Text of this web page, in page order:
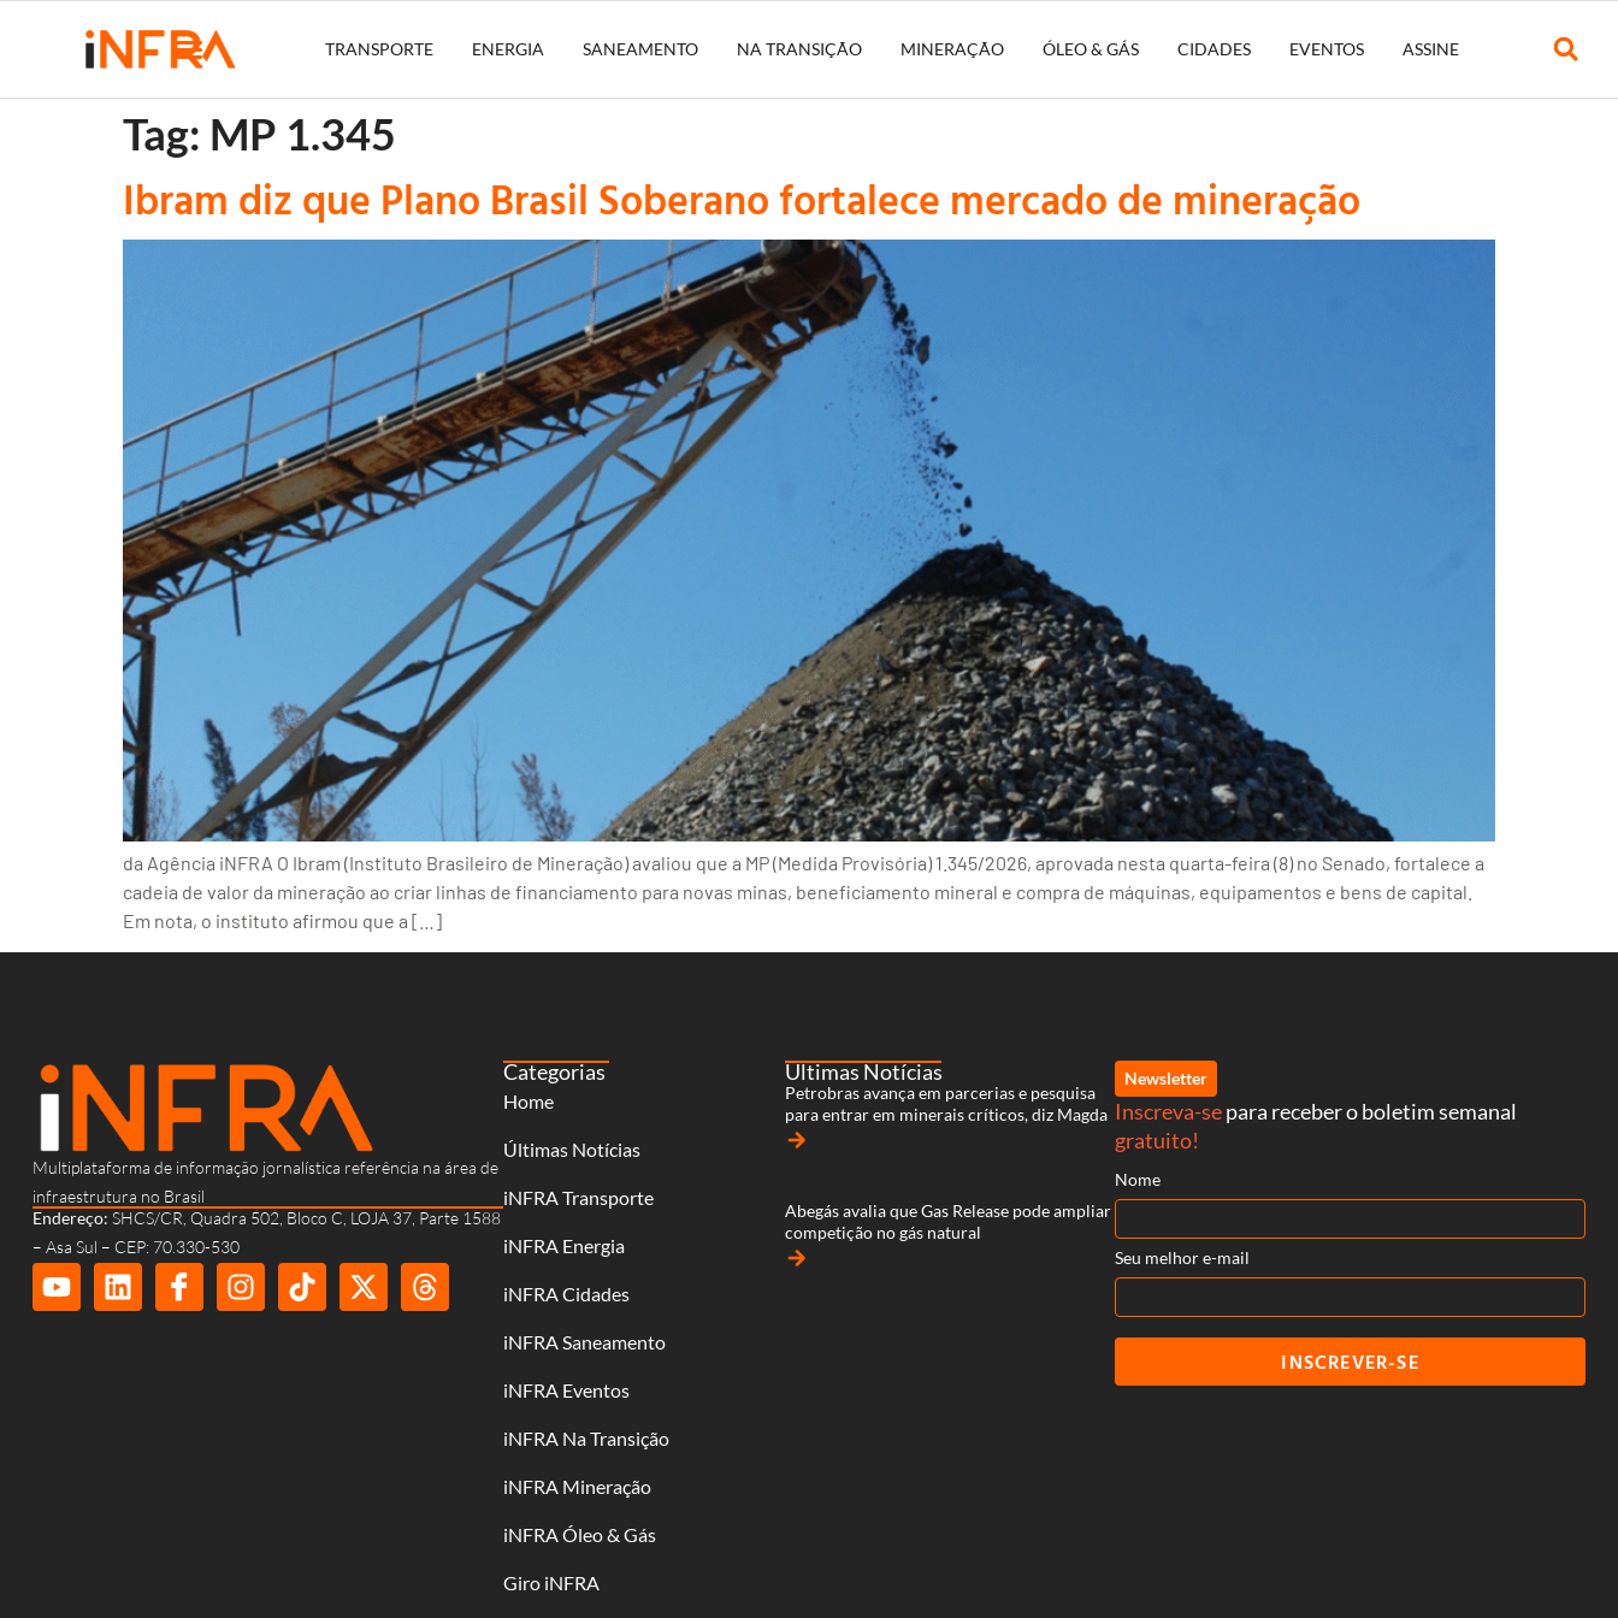
TRANSPORTE ENERGIA SANEAMENTO NA TRANSIÇÃO MINERAÇÃO ÓLEO & GÁS CIDADES EVENTOS ASSINE
Tag: MP 1.345
Ibram diz que Plano Brasil Soberano fortalece mercado de mineração
da Agência iNFRA O Ibram (Instituto Brasileiro de Mineração) avaliou que a MP (Medida Provisória) 1.345/2026, aprovada nesta quarta-feira (8) no Senado, fortalece a
cadeia de valor da mineração ao criar linhas de financiamento para novas minas, beneficiamento mineral e compra de máquinas, equipamentos e bens de capital.
Em nota, o instituto afirmou que a […]
Multiplataforma de informação jornalística referência na área de
infraestrutura no Brasil
Endereço: SHCS/CR, Quadra 502, Bloco C, LOJA 37, Parte 1588
– Asa Sul – CEP: 70.330-530
Categorias
Home
Últimas Notícias
iNFRA Transporte
iNFRA Energia
iNFRA Cidades
iNFRA Saneamento
iNFRA Eventos
iNFRA Na Transição
iNFRA Mineração
iNFRA Óleo & Gás
Giro iNFRA
Últimas Notícias
Petrobras avança em parcerias e pesquisa
para entrar em minerais críticos, diz Magda
arrow_forward
Abegás avalia que Gas Release pode ampliar
competição no gás natural
arrow_forward
Newsletter
Inscreva-separa receber o boletim semanal
gratuito!
Nome
Seu melhor e-mail
INSCREVER-SE